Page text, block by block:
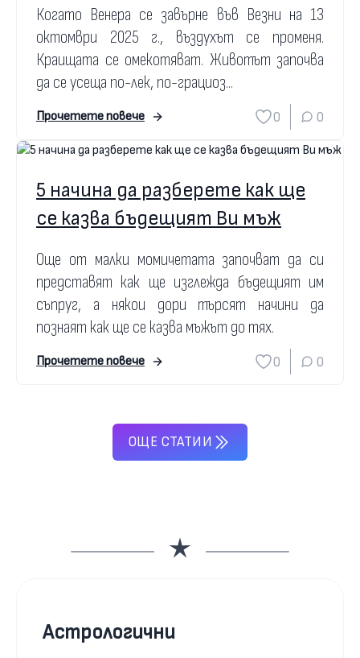
Когато Венера се завърне във Везни на 13
октомври 2025 г., въздухът се променя.
Краищата се омекотяват. Животът започва
да се усеща по-лек, по-грациоз...
Прочетете повече 0 0
5 начина да разберете как ще
се казва бъдещият Ви мъж
Още от малки момичетата започват да си
представят как ще изглежда бъдещият им
съпруг, а някои дори търсят начини да
познаят как ще се казва мъжът до тях.
Прочетете повече 0 0
ОЩЕ СТАТИИ
Астрологични